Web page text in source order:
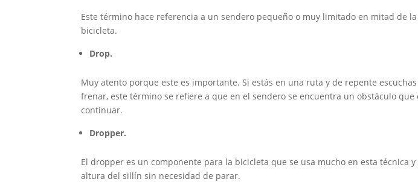
Este término hace referencia a un sendero pequeño o muy limitado en mitad de
bicicleta.
Drop.
Muy atento porque este es importante. Si estás en una ruta y de repente
frenar, este término se refiere a que en el sendero se encuentra un obstáculo
continuar.
Dropper.
El dropper es un componente para la bicicleta que se usa mucho en esta técnica
altura del sillín sin necesidad de parar.